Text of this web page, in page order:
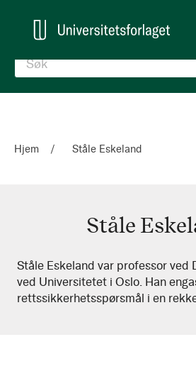
Hjem Ståle Eskeland
Ståle
Ståle
Eskeland
Ståle Eskeland var professor
ved Universitetet i Oslo. Han
rettssikkerhetsspørsmål i en